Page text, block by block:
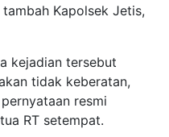
Kapolsek Jetis,
kejadian tersebut
tidak keberatan,
resmi
RT setempat.